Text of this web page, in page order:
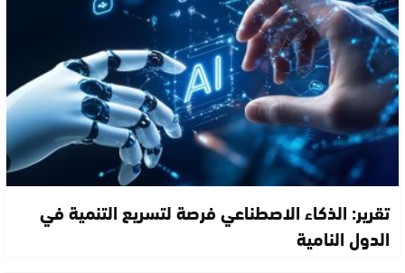
تقرير: الذكاء الاصطناعي فرصة لتسريع التنمية في
الدول النامية